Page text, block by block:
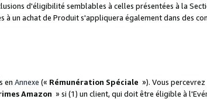
d'éligibilité semblables à celles présentées à la
un achat de Produit s'appliquera également dans des
en Annexe (« Rémunération Spéciale »). Vous
Amazon » si (1) un client, qui doit être éligible à